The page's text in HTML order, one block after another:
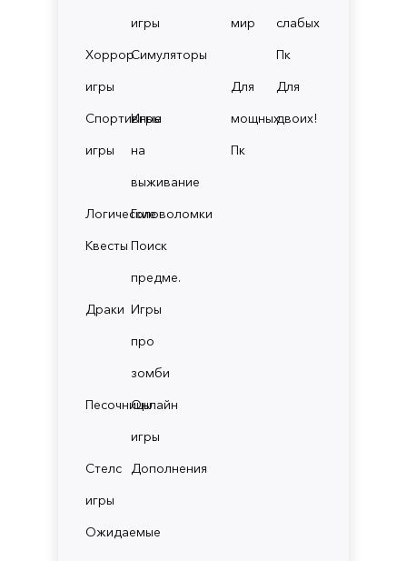
игры
Хоррор
игры
Симуляторы
Спортивные
игры
Игры
на
выживание
ЛогическиеГоловоломки
Квесты Поиск
предме.
Драки Игры
про
зомби
ПесочницыОнлайн
игры
Стелс
игры
Дополнения
Ожидаемые
мир
слабых
Пк
Для
мощных
Пк
Для
двоих!